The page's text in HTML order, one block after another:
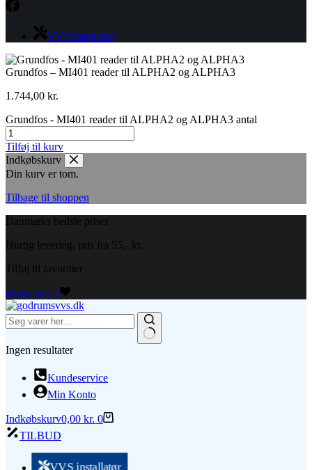
VVS installatør
Grundfos – MI401 reader til ALPHA2 og ALPHA3
1.744,00 kr.
Grundfos - MI401 reader til ALPHA2 og ALPHA3 antal
Tilføj til kurv
Indkøbskurv
Din kurv er tom.
Tilbage til shoppen
Danmarks bedste priser
Hurtig levering, pris fra 55,- kr.
Tilføj til favoritter
Ønskeliste 0
Ingen resultater
Kundeservice
Min Konto
Indkøbskurv0,00 kr. 0
TILBUD
VVS installatør